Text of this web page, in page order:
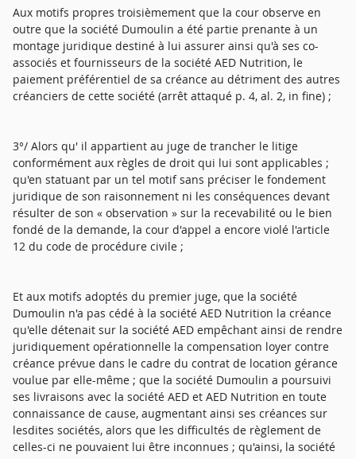
Aux motifs propres troisièmement que la cour observe en
outre que la société Dumoulin a été partie prenante à un
montage juridique destiné à lui assurer ainsi qu'à ses co-
associés et fournisseurs de la société AED Nutrition, le
paiement préférentiel de sa créance au détriment des autres
créanciers de cette société (arrêt attaqué p. 4, al. 2, in fine) ;
3°/ Alors qu' il appartient au juge de trancher le litige
conformément aux règles de droit qui lui sont applicables ;
qu'en statuant par un tel motif sans préciser le fondement
juridique de son raisonnement ni les conséquences devant
résulter de son « observation » sur la recevabilité ou le bien
fondé de la demande, la cour d'appel a encore violé l'article
12 du code de procédure civile ;
Et aux motifs adoptés du premier juge, que la société
Dumoulin n'a pas cédé à la société AED Nutrition la créance
qu'elle détenait sur la société AED empêchant ainsi de rendre
juridiquement opérationnelle la compensation loyer contre
créance prévue dans le cadre du contrat de location gérance
voulue par elle-même ; que la société Dumoulin a poursuivi
ses livraisons avec la société AED et AED Nutrition en toute
connaissance de cause, augmentant ainsi ses créances sur
lesdites sociétés, alors que les difficultés de règlement de
celles-ci ne pouvaient lui être inconnues ; qu'ainsi, la société